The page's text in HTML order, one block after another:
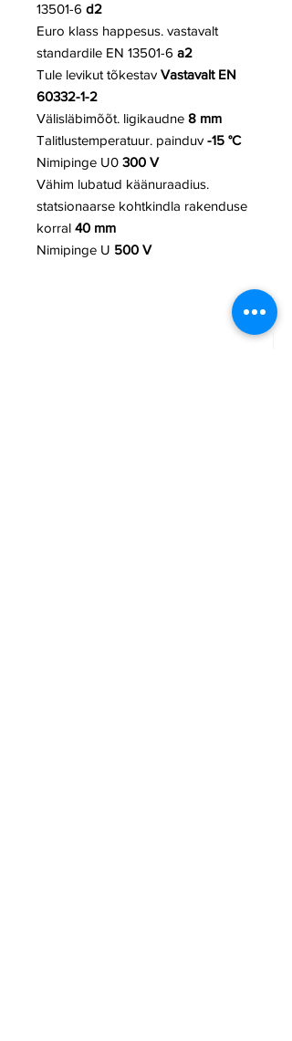
13501-6 d2
Euro klass happesus. vastavalt
standardile EN 13501-6 a2
Tule levikut tõkestav Vastavalt EN
60332-1-2
Välisläbimõõt. ligikaudne 8 mm
Talitlustemperatuur. painduv -15 °C
Nimipinge U0 300 V
Vähim lubatud käänuraadius.
statsionaarse kohtkindla rakenduse
korral 40 mm
Nimipinge U 500 V